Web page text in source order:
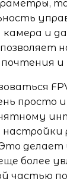
и
и
просто
делает
более
частью